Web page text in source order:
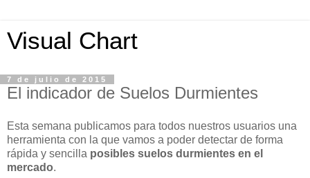
Visual Chart
7 de julio de 2015
El indicador de Suelos Durmientes
Esta semana publicamos para todos nuestros usuarios una
herramienta con la que vamos a poder detectar de forma
rápida y sencilla posibles suelos durmientes en el
mercado.